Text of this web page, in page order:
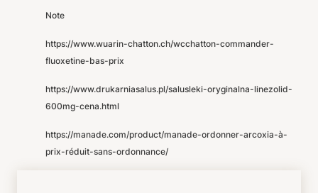
Note
https://www.wuarin-chatton.ch/wcchatton-commander-
fluoxetine-bas-prix
https://www.drukarniasalus.pl/salusleki-oryginalna-linezolid-
600mg-cena.html
https://manade.com/product/manade-ordonner-arcoxia-à-
prix-réduit-sans-ordonnance/